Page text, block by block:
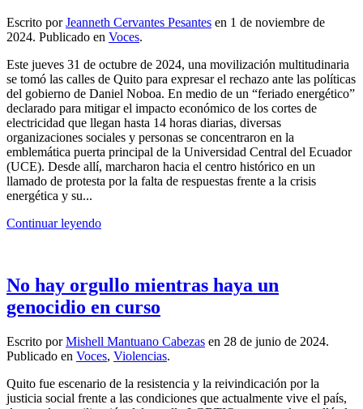
Escrito porJeanneth Cervantes Pesantes en 1 de noviembre de
2024. Publicado en Voces.
Este jueves 31 de octubre de 2024, una movilización multitudinaria
se tomó las calles de Quito para expresar el rechazo ante las políticas
del gobierno de Daniel Noboa. En medio de un “feriado energético”
declarado para mitigar el impacto económico de los cortes de
electricidad que llegan hasta 14 horas diarias, diversas
organizaciones sociales y personas se concentraron en la
emblemática puerta principal de la Universidad Central del Ecuador
(UCE). Desde allí, marcharon hacia el centro histórico en un
llamado de protesta por la falta de respuestas frente a la crisis
energética y su...
Continuar leyendo
No hay orgullo mientras haya un
genocidio en curso
Escrito porMishell Mantuano Cabezas en 28 de junio de 2024.
Publicado en Voces, Violencias.
Quito fue escenario de la resistencia y la reivindicación por la
justicia social frente a las condiciones que actualmente vive el país,